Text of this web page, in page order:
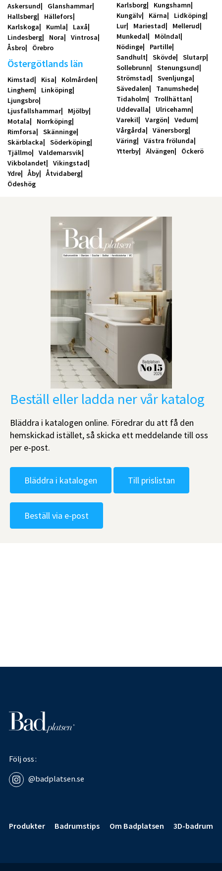
Askersund
Glanshammar
Hallsberg
Hällefors
Karlskoga
Kumla
Laxå
Lindesberg
Nora
Vintrosa
Åsbro
Örebro
Östergötlands län
Kimstad Kisa
Kolmården
Linghem
Linköping
Ljungsbro
Ljusfallshammar
Mjölby
Motala
Norrköping
Rimforsa
Skänninge
Skärblacka
Söderköping
Tjällmo
Valdemarsvik
Vikbolandet
Vikingstad
Ydre
Åby
Åtvidaberg
Ödeshög
Karlsborg
Kungshamn
Kungälv
Kärna
Lidköping
Lur
Mariestad
Mellerud
Munkedal
Mölndal
Nödinge
Partille
Sandhult
Skövde
Slutarp
Sollebrunn
Stenungsund
Strömstad
Svenljunga
Sävedalen
Tanumshede
Tidaholm
Trollhättan
Uddevalla
Ulricehamn
Varekil
Vargön
Vedum
Vårgårda
Vänersborg
Väring
Västra frölunda
Ytterby
Älvängen Öckerö
Beställ eller ladda ner vår katalog
Bläddra i katalogen online. Föredrar du att få den
hemskickad istället, så skicka ett meddelande till oss
per e-post.
Bläddra i katalogen Till prislistan
Beställ via e-post
Följ oss
@badplatsen.se
Produkter
Badrumstips Om Badplatsen 3D-badrum